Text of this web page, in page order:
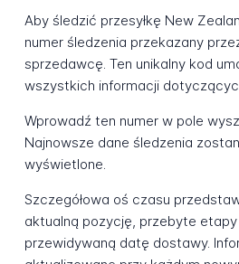
Aby śledzić przesyłkę New
numer śledzenia przekazany
sprzedawcę. Ten unikalny kod
wszystkich informacji
Wprowadź ten numer w pole
Najnowsze dane śledzenia
wyświetlone.
Szczegółowa oś czasu
aktualną pozycję, przebyte
przewidywaną datę dostawy.